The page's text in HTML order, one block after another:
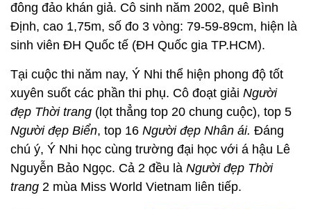
đông đảo khán giả. Cô sinh năm 2002, quê Bình
Định, cao 1,75m, số đo 3 vòng: 79-59-89cm, hiện là
sinh viên ĐH Quốc tế (ĐH Quốc gia TP.HCM).
Tại cuộc thi năm nay, Ý Nhi thể hiện phong độ tốt
xuyên suốt các phần thi phụ. Cô đoạt giải Người
đẹp Thời trang (lọt thẳng top 20 chung cuộc), top 5
Người đẹp Biển, top 16 Người đẹp Nhân ái. Đáng
chú ý, Ý Nhi học cùng trường đại học với á hậu Lê
Nguyễn Bảo Ngọc. Cả 2 đều là Người đẹp Thời
trang 2 mùa Miss World Vietnam liên tiếp.